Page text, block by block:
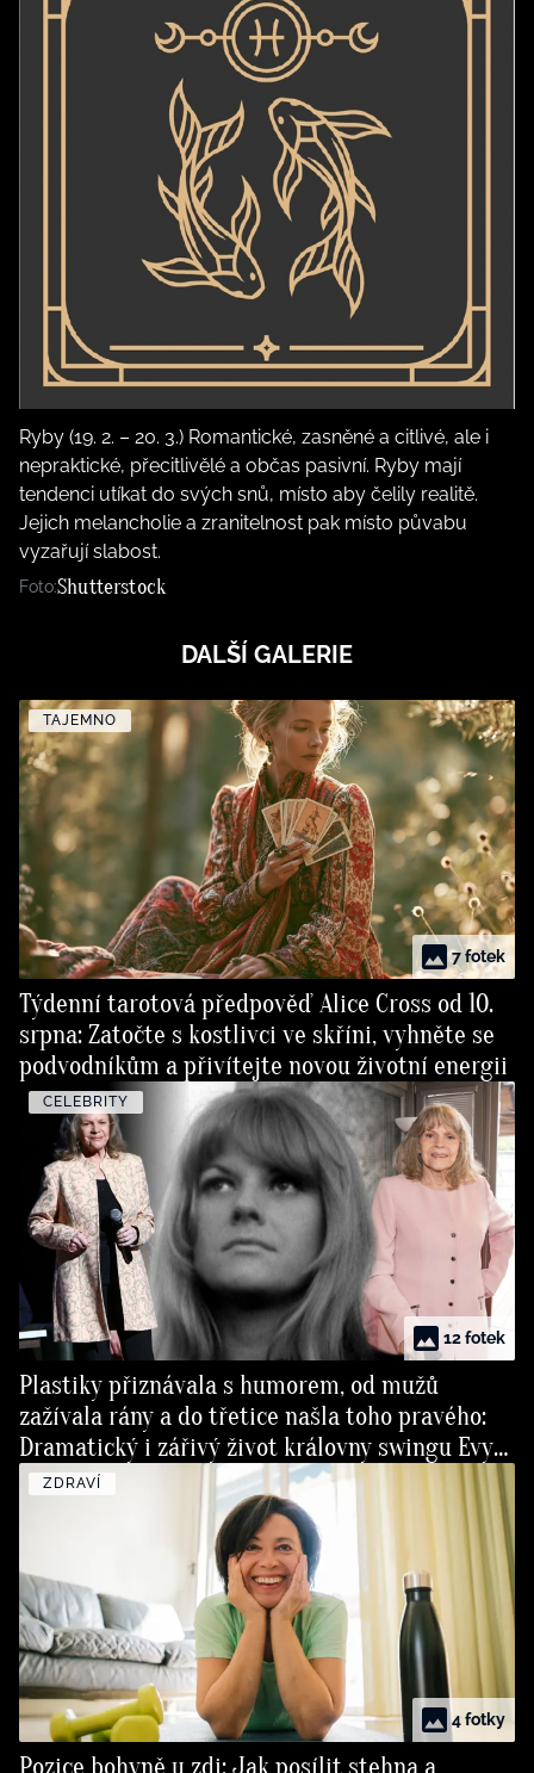
Ryby (19. 2. – 20. 3.) Romantické, zasněné a citlivé, ale i
nepraktické, přecitlivělé a občas pasivní. Ryby mají
tendenci utíkat do svých snů, místo aby čelily realitě.
Jejich melancholie a zranitelnost pak místo půvabu
vyzařují slabost.
Foto:Shutterstock
DALŠÍ GALERIE
TAJEMNO
7 fotek
Týdenní tarotová předpověď Alice Cross od 10.
srpna: Zatočte s kostlivci ve skříni, vyhněte se
podvodníkům a přivítejte novou životní energii
CELEBRITY
12 fotek
Plastiky přiznávala s humorem, od mužů
zažívala rány a do třetice našla toho pravého:
Dramatický i zářivý život královny swingu Evy
Pilarové
ZDRAVÍ
4 fotky
Pozice bohyně u zdi: Jak posílit stehna a